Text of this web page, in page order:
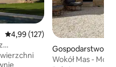
Średnia ocena: 4,99 na 5, liczba
4,99 (127)
Gospodarstwo
czne w: Mouriès
Wokół Mas - Mój